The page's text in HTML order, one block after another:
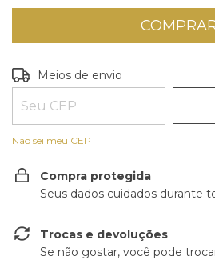
Entregas para o CEP:
Meios de envio
Não sei meu CEP
Compra protegida
Seus dados cuidados durante
Trocas e devoluções
Se não gostar, você pode